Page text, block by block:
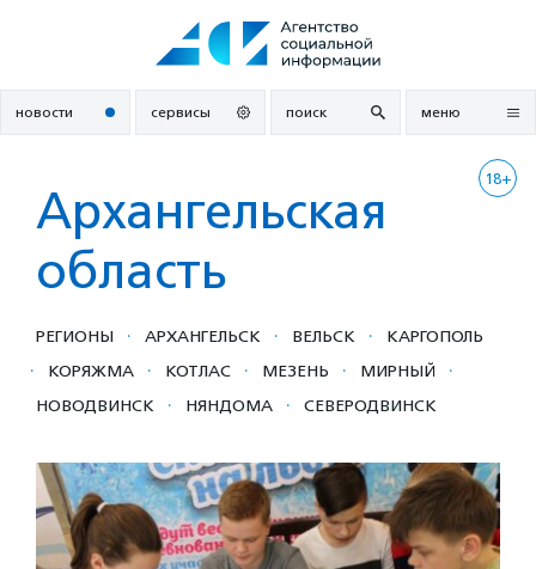
новости сервисы поиск меню
18+
Архангельская
область
РЕГИОНЫ · АРХАНГЕЛЬСК · ВЕЛЬСК · КАРГОПОЛЬ
· КОРЯЖМА · КОТЛАС · МЕЗЕНЬ · МИРНЫЙ ·
НОВОДВИНСК · НЯНДОМА · СЕВЕРОДВИНСК